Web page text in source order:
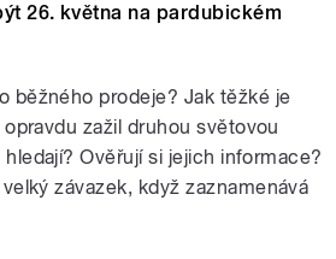
26. května na pardubickém
běžného prodeje? Jak těžké je
zažil druhou světovou
Ověřují si jejich informace?
závazek, když zaznamenává